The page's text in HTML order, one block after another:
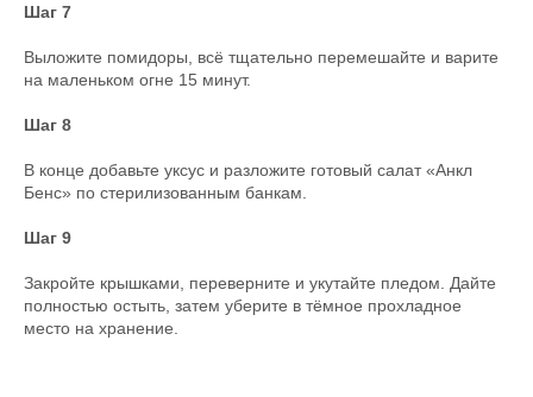
Шаг 7
Выложите помидоры, всё тщательно перемешайте и варите
на маленьком огне 15 минут.
Шаг 8
В конце добавьте уксус и разложите готовый салат «Анкл
Бенс» по стерилизованным банкам.
Шаг 9
Закройте крышками, переверните и укутайте пледом. Дайте
полностью остыть, затем уберите в тёмное прохладное
место на хранение.